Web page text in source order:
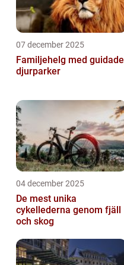
07 december 2025
Familjehelg med guidade
djurparker
04 december 2025
De mest unika
cykellederna genom fjäll
och skog